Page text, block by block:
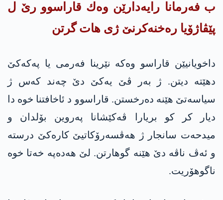
ب فەرمانا رایەدارێن وه‌ك قاراسوو رێ ل
پێڤاژۆیا رەخنەکرنێ ژی هات گرتن
داخویانیێن قاراسو وەکە نێرینا فەرمی یا په‌كه‌كێ
دهێته‌‌ دیتن. ژ بەر ڤێ یەکێ دێ چەند کەس ژ
سیاسەتێ هێنه‌ دەرخستن. قاراسوو د ئاخافتنا خوە دا
دیار کر کو بریارا ڤه‌كێشانا په‌روین بۆلدان و
میدحه‌ت سانجار ژ هەڤسەرۆکاتیێ كاره‌كێ درسته‌
و ئەڤ ناڤه‌ دێ هێنه‌ گوهارتن. لێ هه‌ده‌په‌ خەتا خوە
ناگوهۆریت.